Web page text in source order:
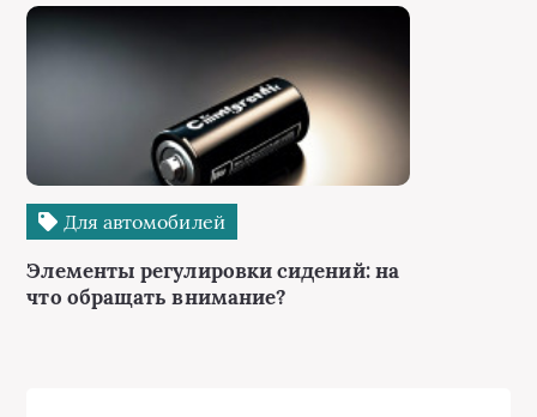
Для автомобилей
Элементы регулировки сидений: на
что обращать внимание?